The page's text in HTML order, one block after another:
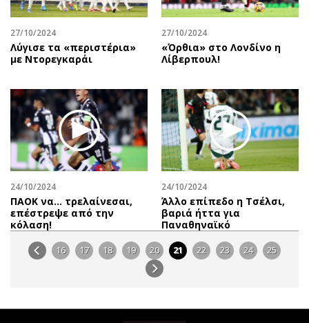
27/10/2024
Λύγισε τα «περιστέρια»
με Ντορεγκαράι
27/10/2024
«Όρθια» στο Λονδίνο η
Λίβερπουλ!
24/10/2024
ΠΑΟΚ να… τρελαίνεσαι,
επέστρεψε από την
κόλαση!
24/10/2024
Άλλο επίπεδο η Τσέλσι,
βαριά ήττα για
Παναθηναϊκό
16 17 18 19 20 21 22 23 24 25